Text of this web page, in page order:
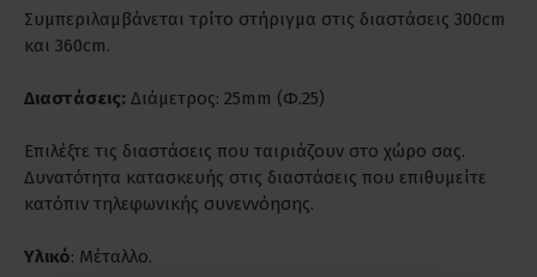
Συμπεριλαμβάνεται τρίτο στήριγμα στις διαστάσεις 300cm
και 360cm.
Διαστάσεις: Διάμετρος: 25mm (Φ.25)
Επιλέξτε τις διαστάσεις που ταιριάζουν στο χώρο σας.
Δυνατότητα κατασκευής στις διαστάσεις που επιθυμείτε
κατόπιν τηλεφωνικής συνεννόησης.
Υλικό: Μέταλλο.